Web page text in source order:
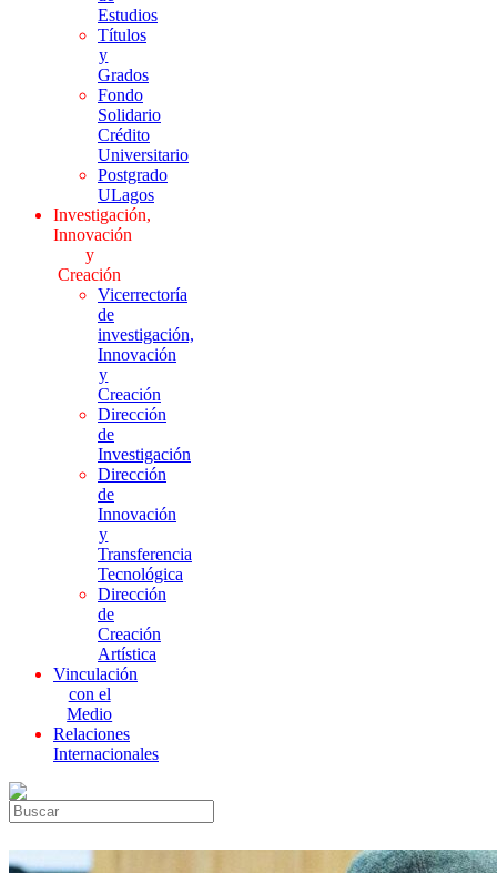
Estudios
Títulos
y
Grados
Fondo
Solidario
Crédito
Universitario
Postgrado
ULagos
Investigación,
Innovación
y
Creación
Vicerrectoría
de
investigación,
Innovación
y
Creación
Dirección
de
Investigación
Dirección
de
Innovación
y
Transferencia
Tecnológica
Dirección
de
Creación
Artística
Vinculación
con el
Medio
Relaciones
Internacionales